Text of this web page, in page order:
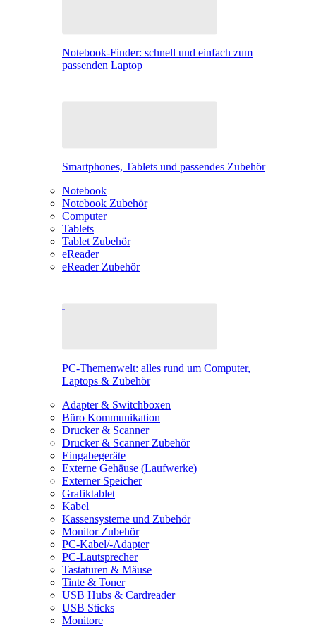
Notebook-Finder: schnell und einfach zum
passenden Laptop
Smartphones, Tablets und passendes Zubehör
Notebook
Notebook Zubehör
Computer
Tablets
Tablet Zubehör
eReader
eReader Zubehör
PC-Themenwelt: alles rund um Computer,
Laptops & Zubehör
Adapter & Switchboxen
Büro Kommunikation
Drucker & Scanner
Drucker & Scanner Zubehör
Eingabegeräte
Externe Gehäuse (Laufwerke)
Externer Speicher
Grafiktablet
Kabel
Kassensysteme und Zubehör
Monitor Zubehör
PC-Kabel/-Adapter
PC-Lautsprecher
Tastaturen & Mäuse
Tinte & Toner
USB Hubs & Cardreader
USB Sticks
Monitore